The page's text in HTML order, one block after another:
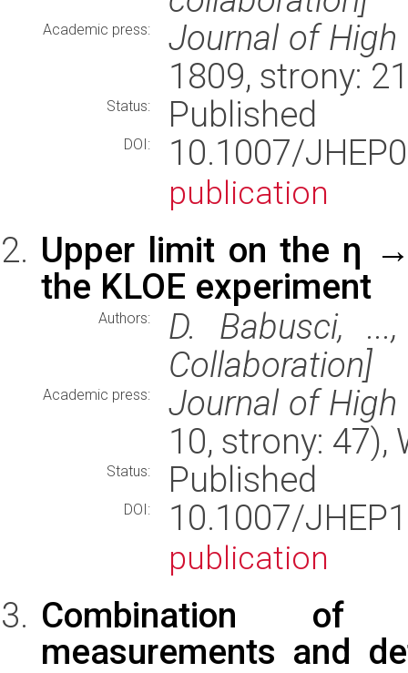
Academic press:
Journal of High
1809, strony:
Status: Published
DOI: 10.1007/
publication
Upper limit on the η
the KLOE experiment
Authors:
D. Babusci,
Collaboration]
Academic press:
Journal of High
10, strony: 47),
Status: Published
DOI: 10.1007/
publication
Combination of
measurements and